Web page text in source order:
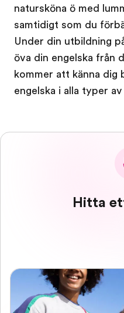
natursköna ö med
samtidigt som du
Under din utbildning
öva din engelska från
kommer att känna dig
engelska i alla typer
Hitta